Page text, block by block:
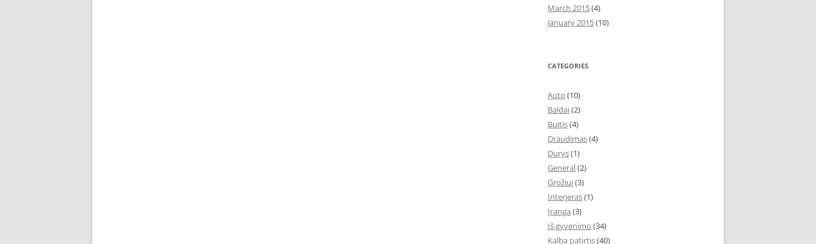
March 2015(4)
January 2015(10)
CATEGORIES
Auto (10)
Baldai(2)
Buitis(4)
Draudimas(4)
Durys(1)
General(2)
Grožiui(3)
Interjeras(1)
Įranga (3)
Iš gyvenimo (34)
Kalba patirtis(40)